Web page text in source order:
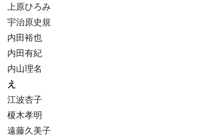
上原ひろみ
宇治原史規
内田裕也
内田有紀
内山理名
え
江波杏子
榎木孝明
遠藤久美子